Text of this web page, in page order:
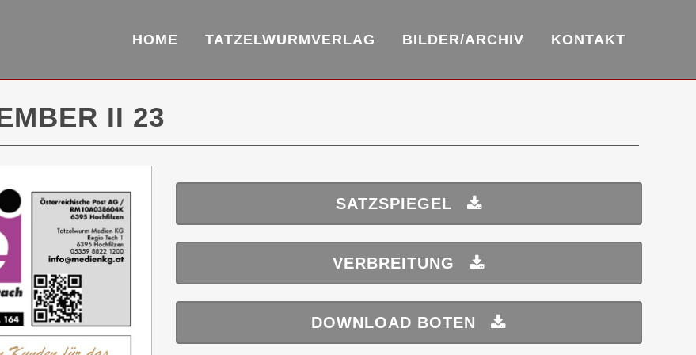
HOME TATZELWURMVERLAG BILDER/ARCHIV KONTAKT
II 23
SATZSPIEGEL
VERBREITUNG
DOWNLOAD BOTEN